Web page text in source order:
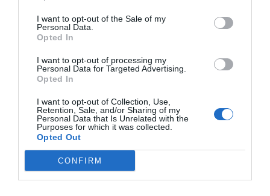
I want to opt-out of the Sale of my
Personal Data.
Opted In
I want to opt-out of processing my
Personal Data for Targeted Advertising.
Opted In
I want to opt-out of Collection, Use,
Retention, Sale, and/or Sharing of my
Personal Data that Is Unrelated with the
Purposes for which it was collected.
Opted Out
CONFIRM
sobre mim no meu
instagram
SANTA CLARITA DIET… A DIETA
CONTINUA